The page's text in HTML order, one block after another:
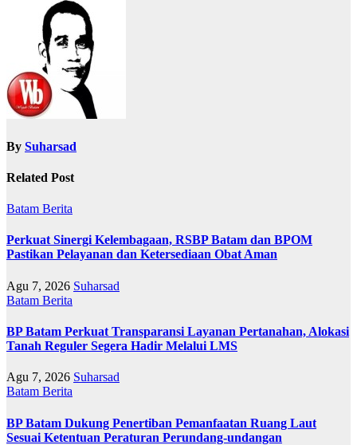
By Suharsad
Related Post
Batam Berita
Perkuat Sinergi Kelembagaan, RSBP Batam dan BPOM
Pastikan Pelayanan dan Ketersediaan Obat Aman
Agu 7, 2026 Suharsad
Batam Berita
BP Batam Perkuat Transparansi Layanan Pertanahan, Alokasi
Tanah Reguler Segera Hadir Melalui LMS
Agu 7, 2026 Suharsad
Batam Berita
BP Batam Dukung Penertiban Pemanfaatan Ruang Laut
Sesuai Ketentuan Peraturan Perundang-undangan